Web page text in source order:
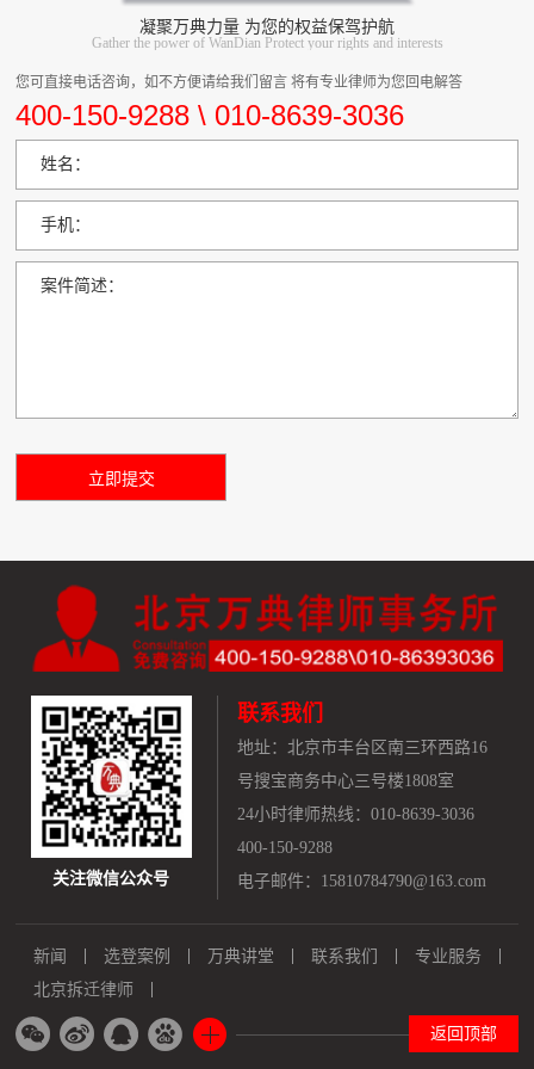
凝聚万典力量 为您的权益保驾护航
Gather the power of WanDian Protect your rights and interests
您可直接电话咨询，如不方便请给我们留言 将有专业律师为您回电解答
400-150-9288 \ 010-8639-3036
姓名：
手机：
案件简述：
关注微信公众号
联系我们
地址： 北京市丰台区南三环西路16
号搜宝商务中心三号楼1808室
24小时律师热线：010-8639-3036
400-150-9288
电子邮件：15810784790@163.com
新闻 选登案例 万典讲堂 联系我们
专业服务
北京拆迁律师
返回顶部